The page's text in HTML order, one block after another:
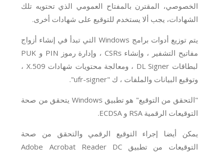
الخصوصي، المقترن بالمفتاح العمومي الذي تحتويه تلك
الشهادات، يجب ألا يستخدم للتوقيع على شهادات أخرى.
يتم توزيع أدوات برامج Windows التي تبدأ في إنشاء أزواج
مفاتيح التشفير ، وإنشاء CSRs ، وإدارة رموز PIN و PUK
لبطاقات DL Signer ، ومعالجة محتويات شهادات X.509 ،
وتوقيع البيانات والملفات ، ك "ufr-signer".
"التحقق من التوقيع" هو تطبيق Windows يتحقق من صحة
التوقيعات الرقمية RSA و ECDSA.
يمكن أيضا إجراء التوقيع الرقمي والتحقق من صحة
التوقيعات من تطبيق Adobe Acrobat Reader DC